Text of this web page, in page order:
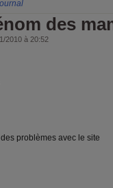
des
2010 à 20:52
problèmes avec le site